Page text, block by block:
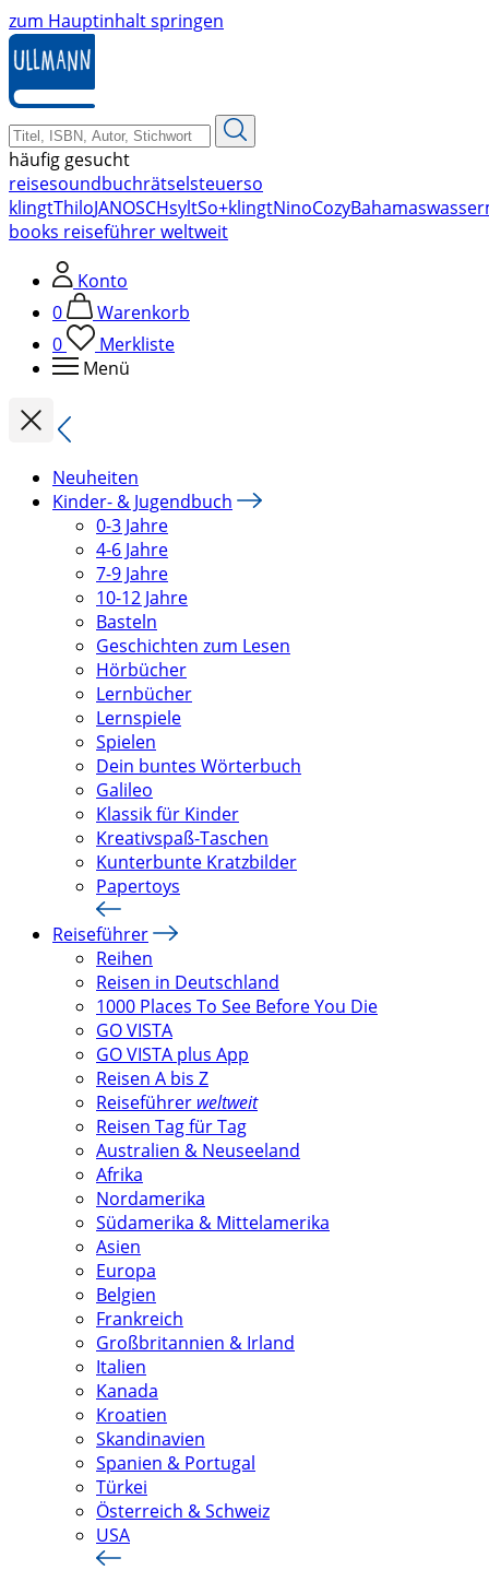
zum Hauptinhalt springen
häufig gesucht
reisesoundbuchrätselsteuerso
klingtThiloJANOSCHsyltSo+klingtNinoCozyBahamas
books reiseführer weltweit
Konto
0
Warenkorb
0
Merkliste
Menü
Neuheiten
Kinder- & Jugendbuch
0-3 Jahre
4-6 Jahre
7-9 Jahre
10-12 Jahre
Basteln
Geschichten zum Lesen
Hörbücher
Lernbücher
Lernspiele
Spielen
Dein buntes Wörterbuch
Galileo
Klassik für Kinder
Kreativspaß-Taschen
Kunterbunte Kratzbilder
Papertoys
Reiseführer
Reihen
Reisen in Deutschland
1000 Places To See Before You Die
GO VISTA
GO VISTA plus App
Reisen A bis Z
Reiseführer weltweit
Reisen Tag für Tag
Australien & Neuseeland
Afrika
Nordamerika
Südamerika & Mittelamerika
Asien
Europa
Belgien
Frankreich
Großbritannien & Irland
Italien
Kanada
Kroatien
Skandinavien
Spanien & Portugal
Türkei
Österreich & Schweiz
USA